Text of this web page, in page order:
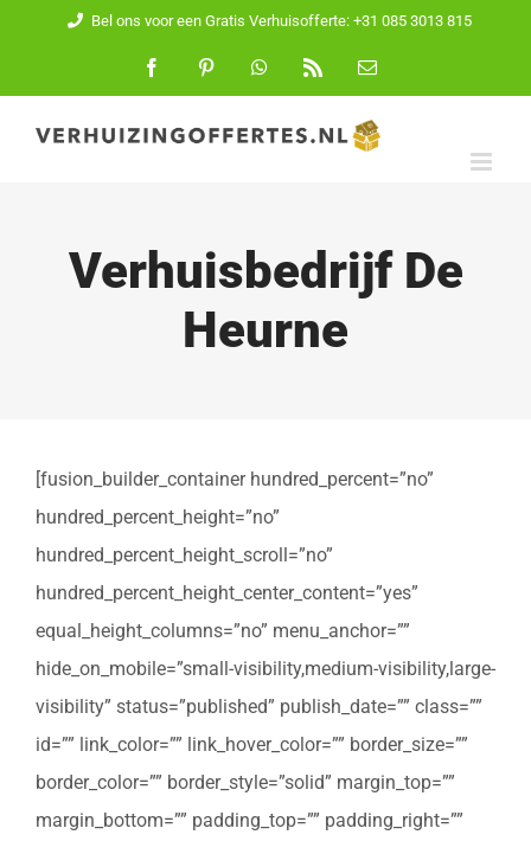
inhoud
Bel ons voor een Gratis Verhuisofferte: +31 085 3013 815
FacebookPinterest WhatsApp
E-
Verhuisbedrijf De
Heurne
[fusion_builder_container hundred_percent=”no”
hundred_percent_height=”no”
hundred_percent_height_scroll=”no”
hundred_percent_height_center_content=”yes”
equal_height_columns=”no” menu_anchor=””
hide_on_mobile=”small-visibility,medium-visibility,large-
visibility” status=”published” publish_date=”” class=””
id=”” link_color=”” link_hover_color=”” border_size=””
border_color=”” border_style=”solid” margin_top=””
margin_bottom=”” padding_top=”” padding_right=””